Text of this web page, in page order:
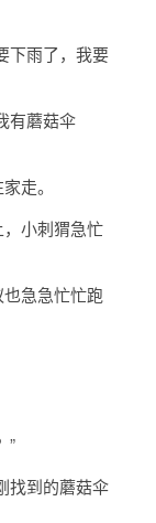
下雨了，我要
有蘑菇伞
走。
小刺猬急忙
急急忙忙跑
”
找到的蘑菇伞